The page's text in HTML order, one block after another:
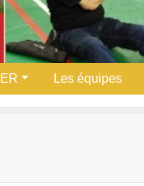
Les équipes